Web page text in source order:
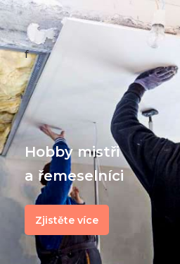
f
Hobby mistři
a řemeselníci
Zjistěte více